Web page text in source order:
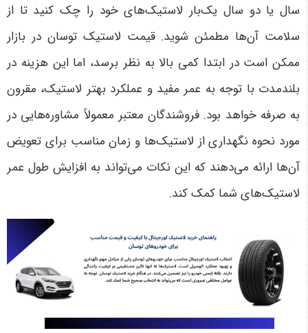
سال یا دو سال یک‌بار لاستیک‌های خود را چک کنید تا از
سلامت آن‌ها مطمئن شوید. قیمت لاستیک توسان در بازار
ممکن است در ابتدا کمی بالا به نظر برسد، اما این هزینه در
بلندمدت با توجه به عمر مفید و عملکرد بهتر لاستیک، مقرون
به صرفه خواهد بود. فروشندگان معتبر معمولاً مشاوره‌هایی در
مورد نحوه نگهداری از لاستیک‌ها و زمان مناسب برای تعویض
آن‌ها ارائه می‌دهند که این نکات می‌تواند به افزایش طول عمر
لاستیک‌های شما کمک کند.